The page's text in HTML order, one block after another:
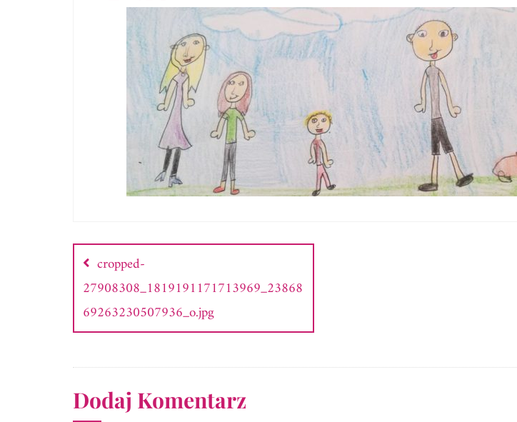
wpisu
cropped-
27908308_1819191171713969_23868
69263230507936_o.jpg
Dodaj Komentarz